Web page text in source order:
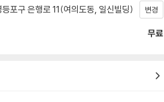
포구 은행로 11(여의도동, 일신빌딩) 변경
무료